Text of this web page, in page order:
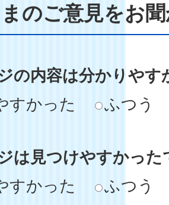
のご意見をお
の内容は分かりやす
すかった
ふつう
は見つけやすかった
すかった
ふつう